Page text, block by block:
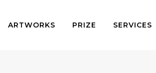
ARTWORKS PRIZE SERVICES